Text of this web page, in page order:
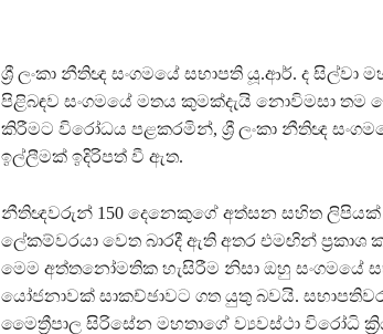
ශ්‍රී ලංකා නීතිඥ සංගමයේ සභාපති යූ.ආර්. ද සිල්වා
පිළිබඳව සංගමයේ මතය කුමක්දැයි නොවිමසා තම
කිරීමට විරෝධය පළකරමින්, ශ්‍රී ලංකා නීතිඥ
ඉල්ලීමක් ඉදිරිපත් වී ඇත.
නීතිඥවරුන් 150 දෙනෙකුගේ අත්සන සහිත ලිපියක්
ලේකම්වරයා වෙත බාරදී ඇති අතර එමඟින් ප්‍රකාශ
මෙම අත්තනෝමතික හැසිරීම නිසා ඔහු සංගමයේ
යෝජනාවක් සාකච්ඡාවට ගත යුතු බවයි.
මෛත්‍රීපාල සිරිසේන මහතාගේ ව්‍යවස්ථා විරෝධි